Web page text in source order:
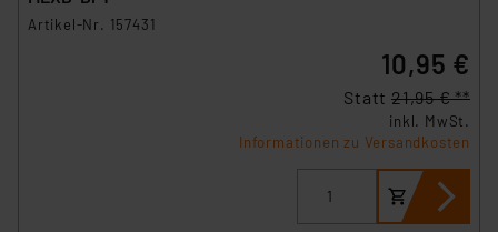
Artikel-Nr. 157431
10,95 €
Statt 21,95 € **
inkl. MwSt.
Informationen zu Versandkosten